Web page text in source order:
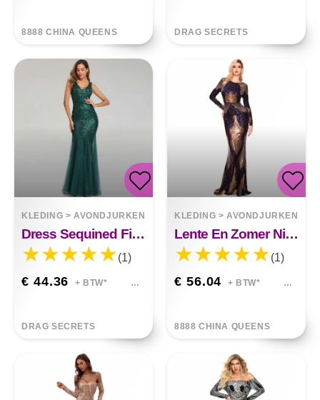
8888 CHINA QUEENS DRAG SECRETS
KLEDING >AVONDJURKEN
Dress Sequined Fishtail V-Neck Sleeveless Dress
(1)
€ 44.36 + BTW*
DRAG SECRETS
KLEDING >AVONDJURKEN
Lente En Zomer Nieuwe Mode Stiksels Lange Pailletten Jurk
(1)
€ 56.04 + BTW*
8888 CHINA QUEENS